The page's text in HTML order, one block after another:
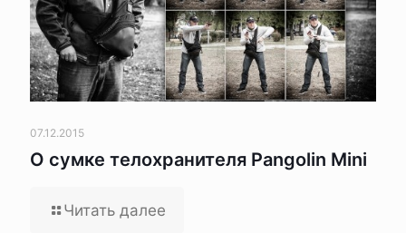
07.12.2015
О сумке телохранителя Pangolin Mini
Читать далее